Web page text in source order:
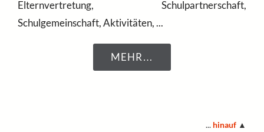
Elternvertretung, Schulpartnerschaft,
Schulgemeinschaft, Aktivitäten, ...
MEHR…
... hinauf ▲